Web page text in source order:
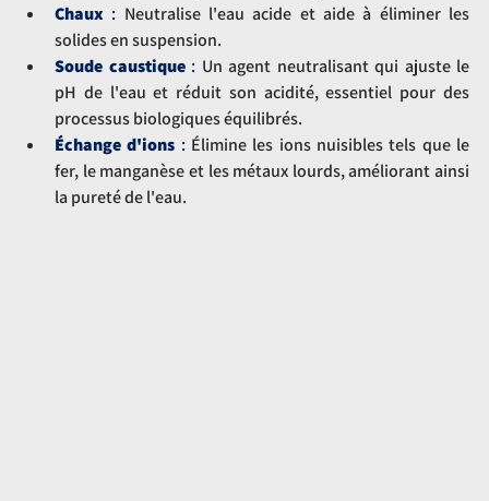
Chaux : Neutralise l'eau acide et aide à éliminer les
solides en suspension.
Soude caustique : Un agent neutralisant qui ajuste le
pH de l'eau et réduit son acidité, essentiel pour des
processus biologiques équilibrés.
Échange d'ions : Élimine les ions nuisibles tels que le
fer, le manganèse et les métaux lourds, améliorant ainsi
la pureté de l'eau.